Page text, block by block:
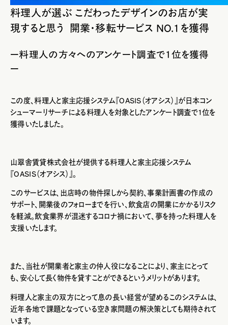
料理人が選ぶ こだわったデザインのお店が実
現すると思う 開業・移転サービス NO.1 を獲得
ー料理人の方々へのアンケート調査で1位を獲得
ー
この度、料理人と家主応援システム『OASIS（オアシス）』 が日本コン
シューマーリサーチによる料理人を対象としたアンケート調査で1位を
獲得いたしました。
山翠舎賃貸株式会社が提供する料理人と家主応援システム
『OASIS（オアシス）』 。
このサービスは、出店時の物件探しから契約、事業計画書の作成の
サポート、開業後のフォローまでを行い、飲食店の開業にかかるリスク
を軽減。飲食業界が混迷するコロナ禍において、夢を持った料理人を
支援いたします。
また、当社が開業者と家主の仲人役になることにより、家主にとって
も、安心して長く物件を貸すことができるというメリットがあります。
料理人と家主の双方にとって息の長い経営が望めるこのシステムは、
近年各地で課題となっている空き家問題の解決策としても期待されて
います。